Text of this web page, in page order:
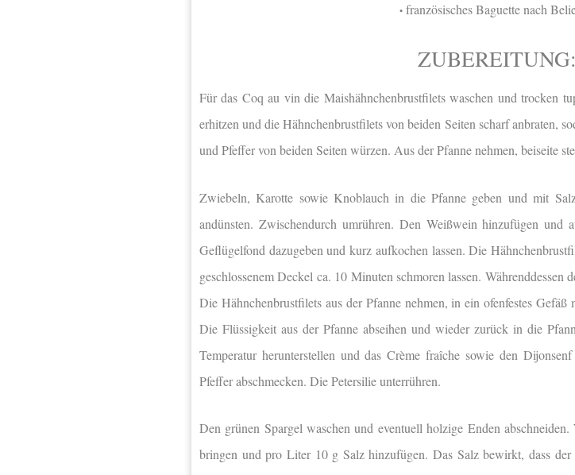
•französisches Baguette nach
ZUBEREITUNG:
Für das Coq au vin die Maishähnchenbrustfilets waschen und trocken
erhitzen und die Hähnchenbrustfilets von beiden Seiten scharf anbraten,
und Pfeffer von beiden Seiten würzen. Aus der Pfanne nehmen, beiseite
Zwiebeln, Karotte sowie Knoblauch in die Pfanne geben und mit
andünsten. Zwischendurch umrühren. Den Weißwein hinzufügen und
Geflügelfond dazugeben und kurz aufkochen lassen. Die
geschlossenem Deckel ca. 10 Minuten schmoren lassen.
Die Hähnchenbrustfilets aus der Pfanne nehmen, in ein ofenfestes
Die Flüssigkeit aus der Pfanne abseihen und wieder zurück in die
Temperatur herunterstellen und das Crème fraîche sowie den
Pfeffer abschmecken. Die Petersilie unterrühren.
Den grünen Spargel waschen und eventuell holzige Enden
bringen und pro Liter 10 g Salz hinzufügen. Das Salz bewirkt, dass der